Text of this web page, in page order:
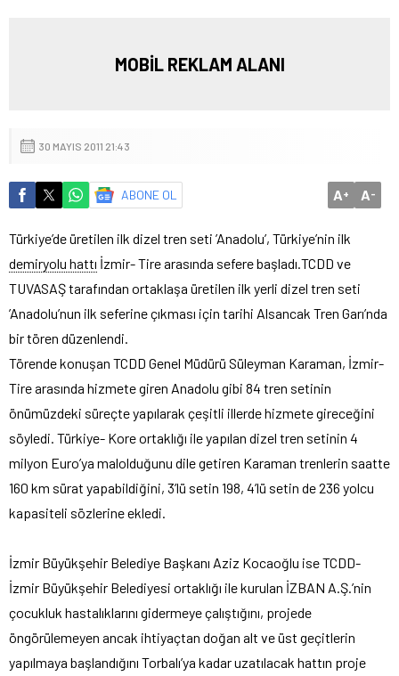
MOBİL REKLAM ALANI
30 MAYIS 2011 21:43
ABONE OL A+ A-
Türkiye’de üretilen ilk dizel tren seti ’Anadolu’, Türkiye’nin ilk
demiryolu hattı İzmir- Tire arasında sefere başladı. TCDD ve
TUVASAŞ tarafından ortaklaşa üretilen ilk yerli dizel tren seti
’Anadolu’nun ilk seferine çıkması için tarihi Alsancak Tren Garı’nda
bir tören düzenlendi.
Törende konuşan TCDD Genel Müdürü Süleyman Karaman, İzmir-
Tire arasında hizmete giren Anadolu gibi 84 tren setinin
önümüzdeki süreçte yapılarak çeşitli illerde hizmete gireceğini
söyledi. Türkiye- Kore ortaklığı ile yapılan dizel tren setinin 4
milyon Euro’ya malolduğunu dile getiren Karaman trenlerin saatte
160 km sürat yapabildiğini, 3’lü setin 198, 4’lü setin de 236 yolcu
kapasiteli sözlerine ekledi.
İzmir Büyükşehir Belediye Başkanı Aziz Kocaoğlu ise TCDD-
İzmir Büyükşehir Belediyesi ortaklığı ile kurulan İZBAN A.Ş.’nin
çocukluk hastalıklarını gidermeye çalıştığını, projede
öngörülemeyen ancak ihtiyaçtan doğan alt ve üst geçitlerin
yapılmaya başlandığını Torbalı’ya kadar uzatılacak hattın proje